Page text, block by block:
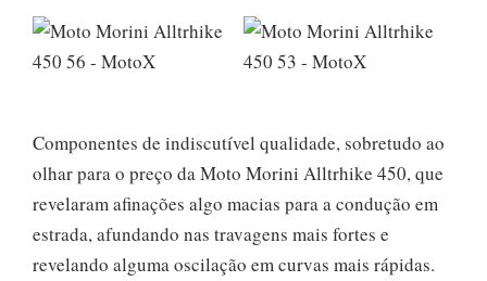
Componentes de indiscutível qualidade, sobretudo ao
olhar para o preço da Moto Morini Alltrhike 450, que
revelaram afinações algo macias para a condução em
estrada, afundando nas travagens mais fortes e
revelando alguma oscilação em curvas mais rápidas.